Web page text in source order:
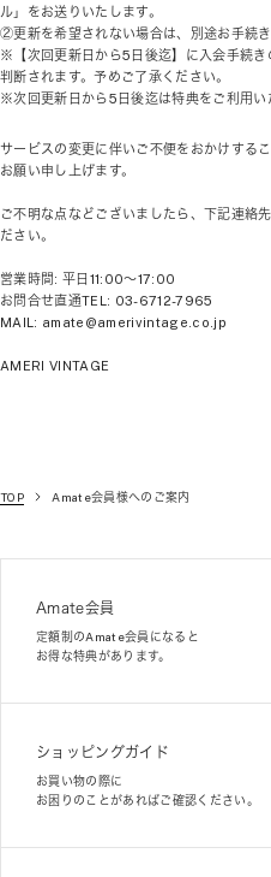
ル」をお送りいたします。
②更新を希望されない場合は、別途お手続
※【次回更新日から5 日後迄】に入会手続
判断されます。予めご了承ください。
※次回更新日から5 日後迄は特典をご利用い
サービスの変更に伴いご不便をおかけする
お願い申し上げます。
ご不明な点などございましたら、下記連絡
ださい。
営業時間: 平日 11:00～17:00
お問合せ直通TEL: 03-6712-7965
MAIL: amate@amerivintage.co.jp
AMERI VINTAGE
TOP Amate会員様へのご案内
Amate会員
定額制のAmate会員になると
お得な特典があります。
ショッピングガイド
お買い物の際に
お困りのことがあればご確認ください。